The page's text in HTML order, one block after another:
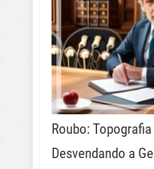
Roubo:
Desvendando a